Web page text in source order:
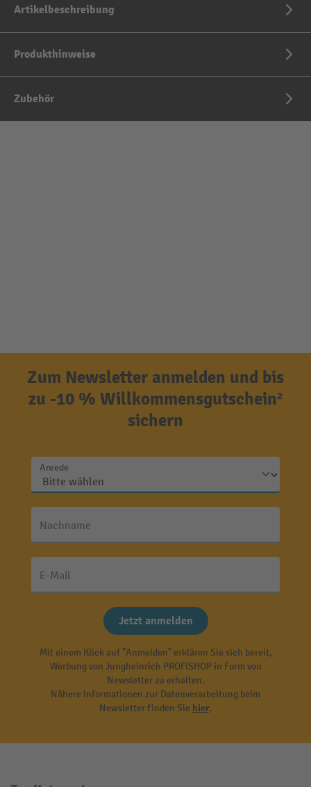
Artikelbeschreibung
Produkthinweise
Zubehör
Zum Newsletter anmelden und bis
zu -10 % Willkommensgutschein²
sichern
Anrede
Nachname
E-Mail
Jetzt anmelden
Mit einem Klick auf "Anmelden" erklären Sie sich bereit,
Werbung von Jungheinrich PROFISHOP in Form von
Newsletter zu erhalten.
Nähere Informationen zur Datenverarbeitung beim
Newsletter finden Sie hier.